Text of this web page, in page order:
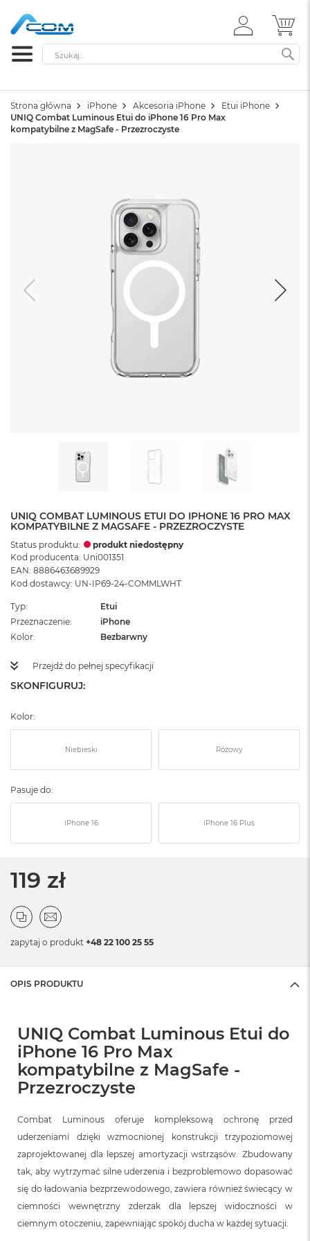
ZALOGUJ
SIĘ
Szukaj
Strona główna iPhone Akcesoria iPhone
Etui iPhone
UNIQ Combat Luminous Etui do iPhone 16 Pro Max
kompatybilne z MagSafe - Przezroczyste
UNIQ COMBAT LUMINOUS ETUI DO IPHONE 16 PRO MAX
KOMPATYBILNE Z MAGSAFE - PRZEZROCZYSTE
Status produktu:
produkt niedostępny
Kod producenta: Uni001351
EAN: 8886463689929
Kod dostawcy: UN-IP69-24-COMMLWHT
Typ
Etui
Przeznaczenie
iPhone
Kolor
Bezbarwny
Przejdź do pełnej specyfikacji
SKONFIGURUJ:
Kolor:
Niebieski Różowy
Pasuje do:
iPhone 16 iPhone 16 Plus
119 zł
zapytaj o produkt +48 22 100 25 55
OPIS PRODUKTU
UNIQ Combat Luminous Etui do
iPhone 16 Pro Max
kompatybilne z MagSafe -
Przezroczyste
Combat Luminous oferuje kompleksową ochronę przed
uderzeniami dzięki wzmocnionej konstrukcji trzypoziomowej
zaprojektowanej dla lepszej amortyzacji wstrząsów. Zbudowany
tak, aby wytrzymać silne uderzenia i bezproblemowo dopasować
się do ładowania bezprzewodowego, zawiera również świecący w
ciemności wewnętrzny zderzak dla lepszej widoczności w
ciemnym otoczeniu, zapewniając spokój ducha w każdej sytuacji.